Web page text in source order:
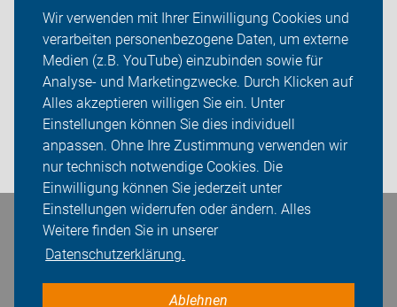
Wir verwenden mit Ihrer Einwilligung Cookies und
verarbeiten personenbezogene Daten, um externe
Medien (z.B. YouTube) einzubinden sowie für
Analyse- und Marketingzwecke. Durch Klicken auf
Alles akzeptieren willigen Sie ein. Unter
Einstellungen können Sie dies individuell
anpassen. Ohne Ihre Zustimmung verwenden wir
nur technisch notwendige Cookies. Die
Einwilligung können Sie jederzeit unter
Einstellungen widerrufen oder ändern. Alles
Weitere finden Sie in unserer
Datenschutzerklärung.
Ablehnen
Über uns
Sei dabei
Presse
Login
Bleiben Sie in Kontakt